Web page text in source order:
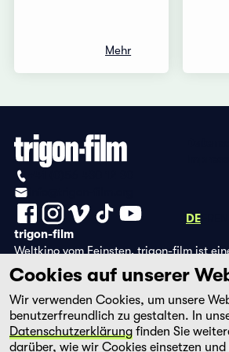
Mehr
DE
trigon-film
Weltkino vom Feinsten. trigon-film ist
Filmstiftung, die seit 1988 sorgfältig
Lateinamerika, Asien, Afrika und dem
Kino herausbringt und eine eigene DVD-
Streaming-Plattform filmingo betreibt.
Cookies auf unserer
Wir verwenden Cookies, um unsere
benutzerfreundlich zu gestalten. In
Datenschutzerklärung finden Sie
darüber, wie wir Cookies einsetzen und